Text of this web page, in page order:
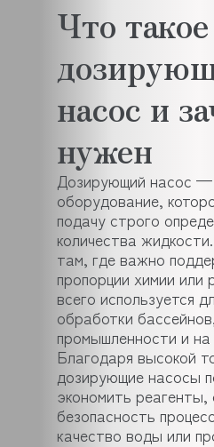
Что такое
насос и
нужен
Дозирующий насос
оборудование,
подачу строго
количества
там, где важно
пропорции химии или
всего используется
обработки
промышленности и
Благодаря высокой
дозирующие насосы
экономить реагенты,
безопасность
качество воды или